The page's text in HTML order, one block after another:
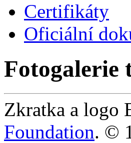
Certifikáty
Oficiální
Fotogalerie
Zkratka a logo
Foundation. ©